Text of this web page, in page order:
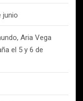
junio
Aria Vega
el 5 y 6 de